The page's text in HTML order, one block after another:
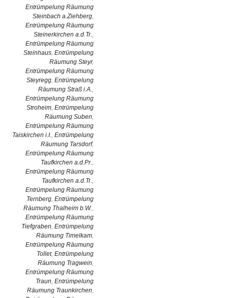
Entrümpelung Räumung
Steinbach a.Ziehberg,
Entrümpelung Räumung
Steinerkirchen a.d.Tr.,
Entrümpelung Räumung
Steinhaus, Entrümpelung
Räumung Steyr,
Entrümpelung Räumung
Steyregg, Entrümpelung
Räumung Straß i.A.,
Entrümpelung Räumung
Stroheim, Entrümpelung
Räumung Suben,
Entrümpelung Räumung
Taiskirchen i.I., Entrümpelung
Räumung Tarsdorf,
Entrümpelung Räumung
Taufkirchen a.d.Pr.,
Entrümpelung Räumung
Taufkirchen a.d.Tr.,
Entrümpelung Räumung
Ternberg, Entrümpelung
Räumung Thalheim b.W.,
Entrümpelung Räumung
Tiefgraben, Entrümpelung
Räumung Timelkam,
Entrümpelung Räumung
Tollet, Entrümpelung
Räumung Tragwein,
Entrümpelung Räumung
Traun, Entrümpelung
Räumung Traunkirchen,